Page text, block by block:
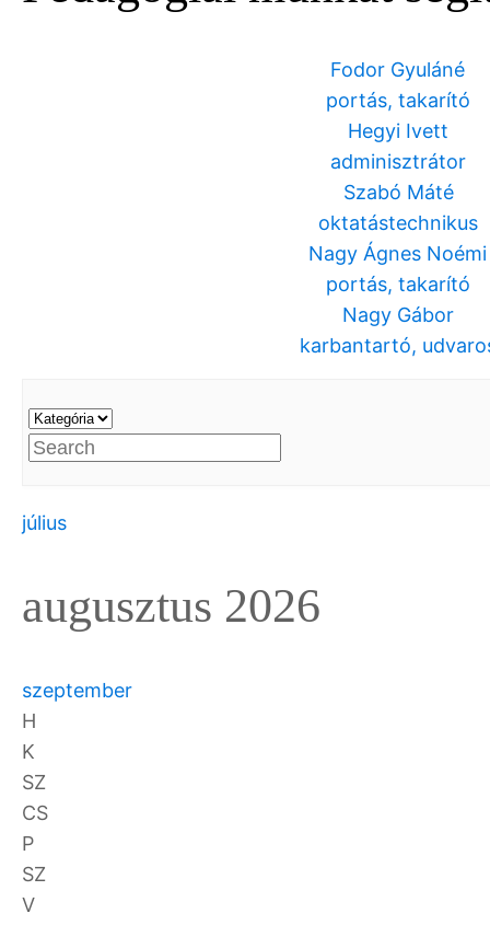
Fodor Gyuláné
portás, takarító
Hegyi Ivett
adminisztrátor
Szabó Máté
oktatástechnikus
Nagy Ágnes Noémi
portás, takarító
Nagy Gábor
karbantartó,
július
augusztus 2026
szeptember
H
K
SZ
CS
P
SZ
V